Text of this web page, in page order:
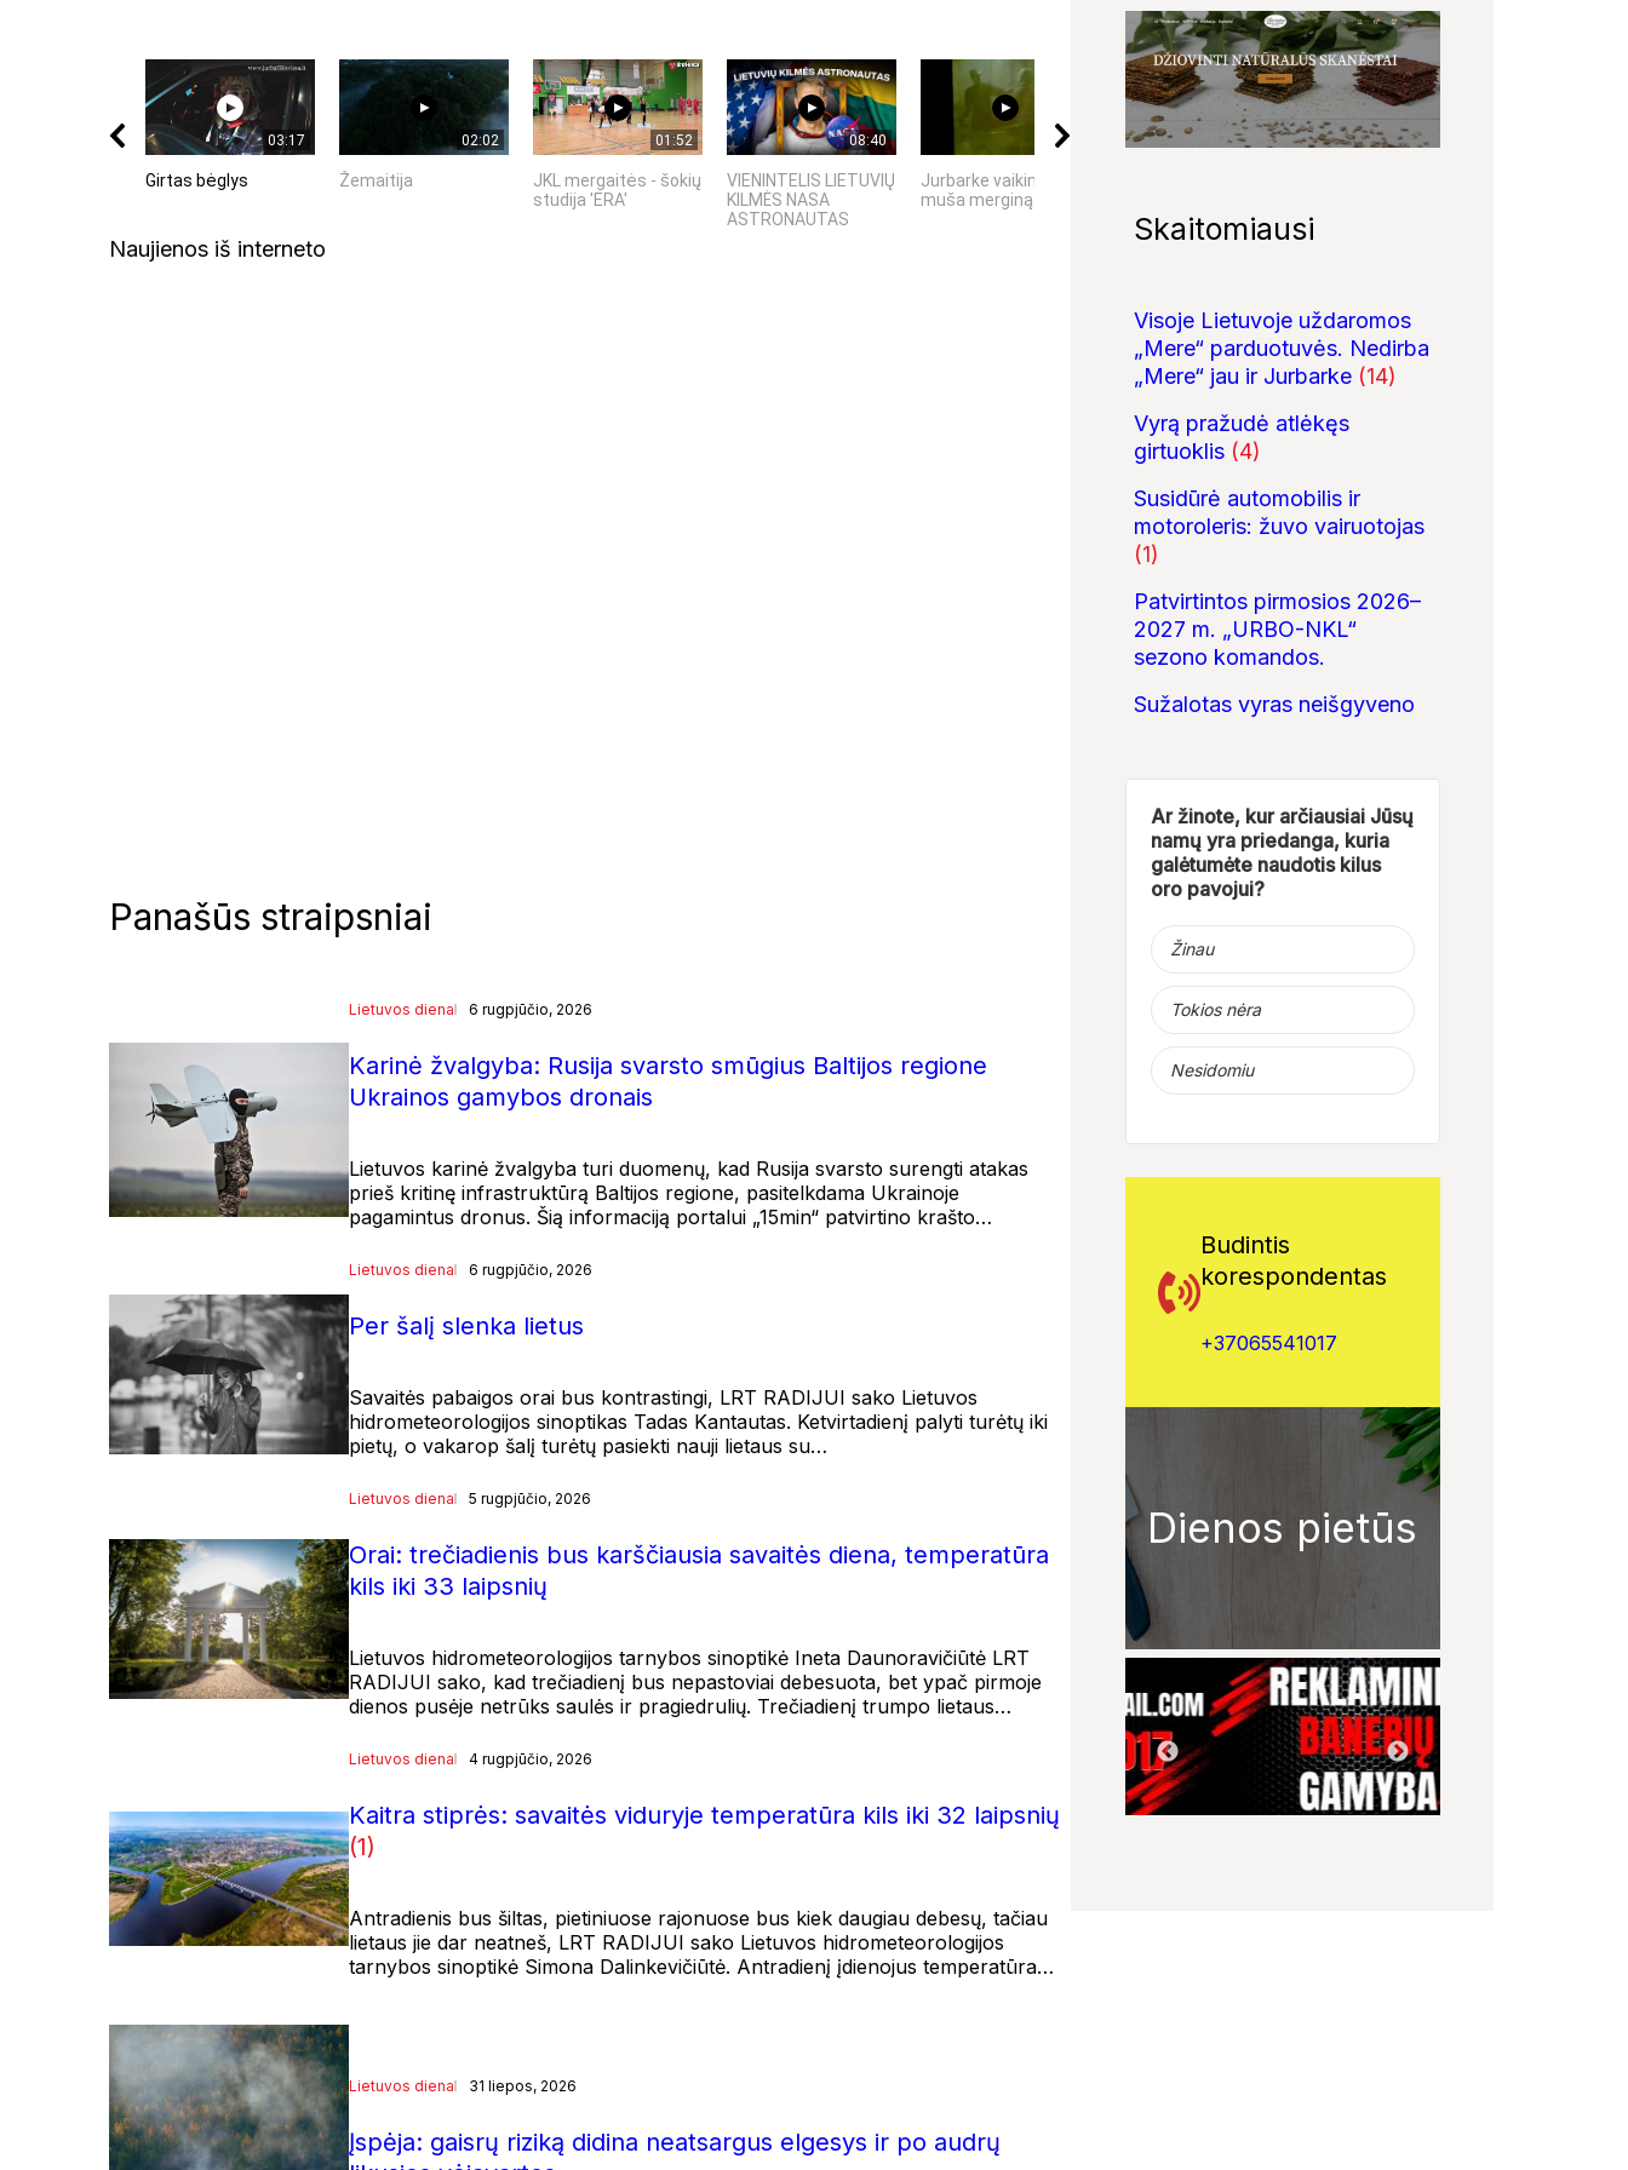
03:17
Girtas bėglys
02:02
Žemaitija
01:52
JKL mergaitės - šokių
studija 'ERA'
08:40
VIENINTELIS LIETUVIŲ
KILMĖS NASA
ASTRONAUTAS
00:17
Jurbarke vaikinas
muša merginą
10:24
MELAI IR MILIJARDAI...
NEPAAIŠKINAMAS...
Naujienos iš interneto
Panašūs straipsniai
Lietuvos diena 6 rugpjūčio, 2026
Karinė žvalgyba: Rusija svarsto smūgius Baltijos regione
Ukrainos gamybos dronais
Lietuvos karinė žvalgyba turi duomenų, kad Rusija svarsto surengti atakas
prieš kritinę infrastruktūrą Baltijos regione, pasitelkdama Ukrainoje
pagamintus dronus. Šią informaciją portalui „15min“ patvirtino krašto…
Lietuvos diena 6 rugpjūčio, 2026
Per šalį slenka lietus
Savaitės pabaigos orai bus kontrastingi, LRT RADIJUI sako Lietuvos
hidrometeorologijos sinoptikas Tadas Kantautas. Ketvirtadienį palyti turėtų iki
pietų, o vakarop šalį turėtų pasiekti nauji lietaus su…
Lietuvos diena 5 rugpjūčio, 2026
Orai: trečiadienis bus karščiausia savaitės diena, temperatūra
kils iki 33 laipsnių
Lietuvos hidrometeorologijos tarnybos sinoptikė Ineta Daunoravičiūtė LRT
RADIJUI sako, kad trečiadienį bus nepastoviai debesuota, bet ypač pirmoje
dienos pusėje netrūks saulės ir pragiedrulių. Trečiadienį trumpo lietaus…
Lietuvos diena 4 rugpjūčio, 2026
Kaitra stiprės: savaitės viduryje temperatūra kils iki 32 laipsnių
(1)
Antradienis bus šiltas, pietiniuose rajonuose bus kiek daugiau debesų, tačiau
lietaus jie dar neatneš, LRT RADIJUI sako Lietuvos hidrometeorologijos
tarnybos sinoptikė Simona Dalinkevičiūtė. Antradienį įdienojus temperatūra…
Lietuvos diena 31 liepos, 2026
Įspėja: gaisrų riziką didina neatsargus elgesys ir po audrų
Skaitomiausi
Visoje Lietuvoje uždaromos
„Mere“ parduotuvės. Nedirba
„Mere“ jau ir Jurbarke (14)
Vyrą pražudė atlėkęs
girtuoklis (4)
Susidūrė automobilis ir
motoroleris: žuvo vairuotojas
(1)
Patvirtintos pirmosios 2026–
2027 m. „URBO-NKL“
sezono komandos.
Sužalotas vyras neišgyveno
Ar žinote, kur arčiausiai Jūsų
namų yra priedanga, kuria
galėtumėte naudotis kilus
oro pavojui?
Žinau
Tokios nėra
Nesidomiu
Budintis
korespondentas
+37065541017
Dienos pietūs